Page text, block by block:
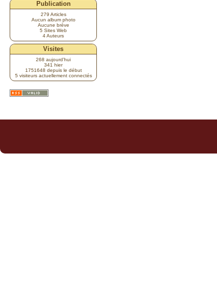
Publication
279 Articles
Aucun album photo
Aucune brève
5 Sites Web
4 Auteurs
Visites
268 aujourd’hui
341 hier
1751648 depuis le début
5 visiteurs actuellement connectés